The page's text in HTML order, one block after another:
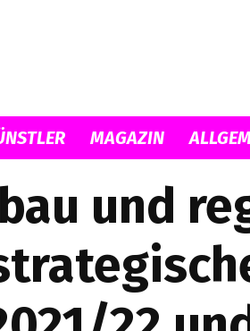
Musicload
MAGAZIN
und